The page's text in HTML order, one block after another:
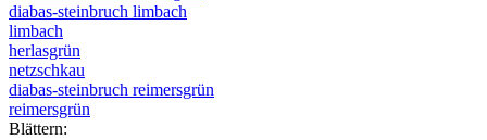
diabas-steinbruch limbach
limbach
herlasgrün
netzschkau
diabas-steinbruch reimersgrün
reimersgrün
Blättern: